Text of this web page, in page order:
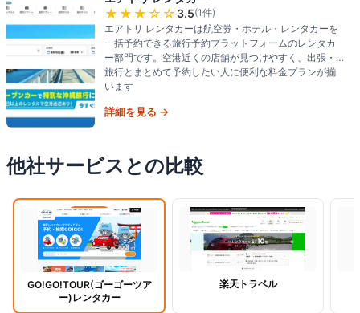
★★★ ☆☆ 3.5(1件)
エアトリ レンタカーは航空券・ホテル・レンタカーを
一括予約できる旅行予約プラットフォームのレンタカ
ー部門です。空港近くの店舗が見つけやすく、出張・
旅行とまとめて予約したい人に便利な料金プランが揃
います
詳細を見る →
他社サービスとの比較
閲覧中
GO!GO!TOUR(ゴーゴーツア
ー)レンタカー
楽天トラベル